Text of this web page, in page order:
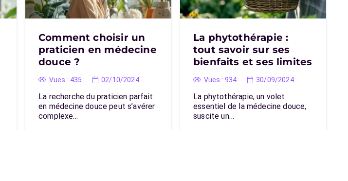
Comment choisir un
praticien en médecine
douce ?
Vues : 435 02/10/2024
La recherche du praticien parfait
en médecine douce peut s’avérer
complexe…
La phytothérapie :
tout savoir sur ses
bienfaits et ses limites
Vues :934 30/09/2024
La phytothérapie, un volet
essentiel de la médecine douce,
suscite un…